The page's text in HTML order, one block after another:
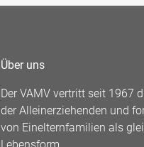
Über uns
Der VAMV vertritt seit 1967
der Alleinerziehenden und
von Einelternfamilien als